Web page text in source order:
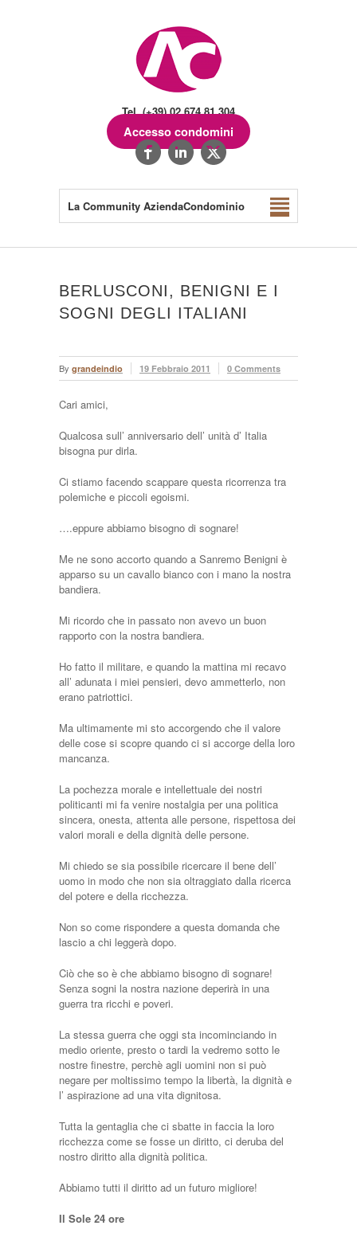
Tel. (+39) 02.674.81.304
Accesso condomini
La Community AziendaCondominio
BERLUSCONI, BENIGNI E I
SOGNI DEGLI ITALIANI
By grandeindio 19 Febbraio 2011 0 Comments
Cari amici,
Qualcosa sull’ anniversario dell’ unità d’ Italia
bisogna pur dirla.
Ci stiamo facendo scappare questa ricorrenza tra
polemiche e piccoli egoismi.
….eppure abbiamo bisogno di sognare!
Me ne sono accorto quando a Sanremo Benigni è
apparso su un cavallo bianco con i mano la nostra
bandiera.
Mi ricordo che in passato non avevo un buon
rapporto con la nostra bandiera.
Ho fatto il militare, e quando la mattina mi recavo
all’ adunata i miei pensieri, devo ammetterlo, non
erano patriottici.
Ma ultimamente mi sto accorgendo che il valore
delle cose si scopre quando ci si accorge della loro
mancanza.
La pochezza morale e intellettuale dei nostri
politicanti mi fa venire nostalgia per una politica
sincera, onesta, attenta alle persone, rispettosa dei
valori morali e della dignità delle persone.
Mi chiedo se sia possibile ricercare il bene dell’
uomo in modo che non sia oltraggiato dalla ricerca
del potere e della ricchezza.
Non so come rispondere a questa domanda che
lascio a chi leggerà dopo.
Ciò che so è che abbiamo bisogno di sognare!
Senza sogni la nostra nazione deperirà in una
guerra tra ricchi e poveri.
La stessa guerra che oggi sta incominciando in
medio oriente, presto o tardi la vedremo sotto le
nostre finestre, perchè agli uomini non si può
negare per moltissimo tempo la libertà, la dignità e
l’ aspirazione ad una vita dignitosa.
Tutta la gentaglia che ci sbatte in faccia la loro
ricchezza come se fosse un diritto, ci deruba del
nostro diritto alla dignità politica.
Abbiamo tutti il diritto ad un futuro migliore!
Il Sole 24 ore